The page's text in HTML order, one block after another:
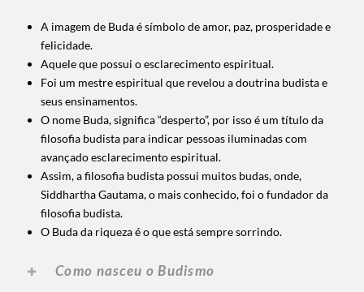
A imagem de Buda é símbolo de amor, paz, prosperidade e
felicidade.
Aquele que possui o esclarecimento espiritual.
Foi um mestre espiritual que revelou a doutrina budista e
seus ensinamentos.
O nome Buda, significa “desperto”, por isso é um título da
filosofia budista para indicar pessoas iluminadas com
avançado esclarecimento espiritual.
Assim, a filosofia budista possui muitos budas, onde,
Siddhartha Gautama, o mais conhecido, foi o fundador da
filosofia budista.
O Buda da riqueza é o que está sempre sorrindo.
Como nasceu o Budismo